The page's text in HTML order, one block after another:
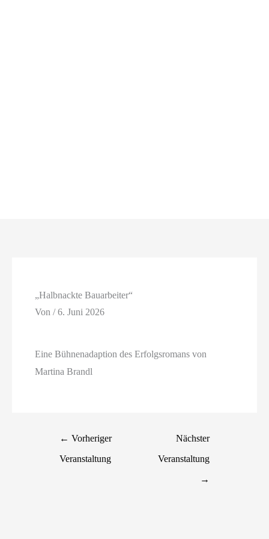
„Halbnackte Bauarbeiter“
Von/6. Juni 2026
Eine Bühnenadaption des Erfolgsromans von
Martina Brandl
← Vorheriger
Veranstaltung
Nächster
Veranstaltung
→